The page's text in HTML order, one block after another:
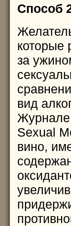
Способ
которые
за
вид
Журнале
Sexual
вино,